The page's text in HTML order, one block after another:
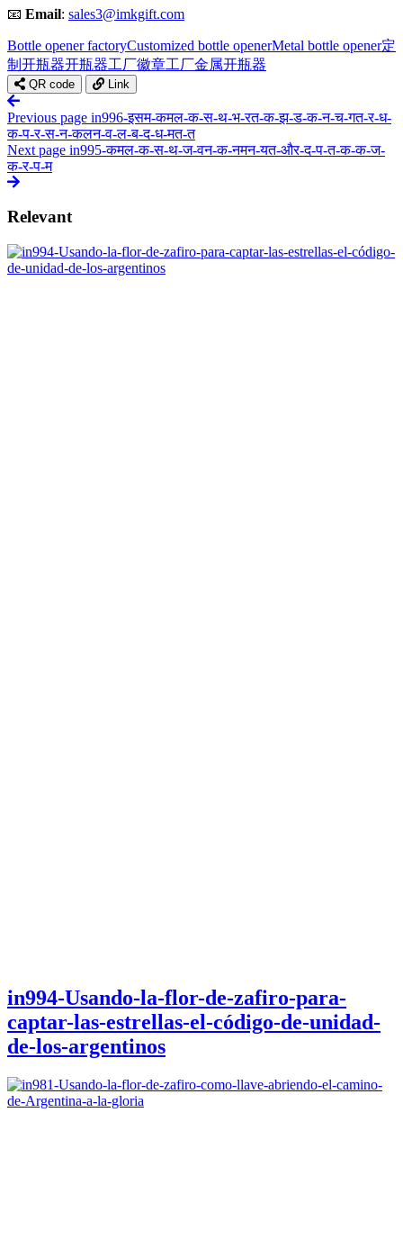
📧 Email: sales3@imkgift.com
Bottle opener factoryCustomized bottle openerMetal bottle opener定
制开瓶器开瓶器工厂徽章工厂金属开瓶器
QR code Link
Previous page in996-इसम-कमल-क-स-थ-भ-रत-क-झ-ड-क-न-च-गत-र-ध-
क-प-र-स-न-कलन-व-ल-ब-द-ध-मत-त
Next page in995-कमल-क-स-थ-ज-वन-क-नमन-यत-और-द-प-त-क-क-ज-
क-र-प-म
Relevant
in994-Usando-la-flor-de-zafiro-para-
captar-las-estrellas-el-código-de-unidad-
de-los-argentinos